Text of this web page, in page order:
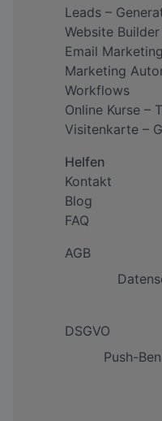
Leads –
Website
Email
Marketing
Workflows
Online Kurse –
Visitenkarte –
Helfen
Kontakt
Blog
FAQ
AGB
DSGVO
Push-